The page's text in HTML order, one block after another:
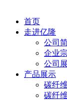
首页
走进亿隆
公司
企业
公司
产品展示
碳纤
碳纤